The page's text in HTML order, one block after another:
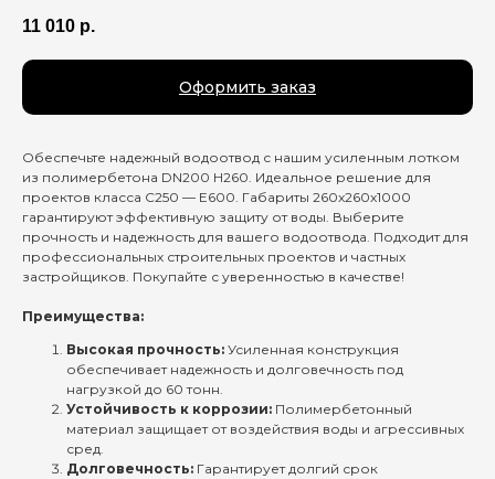
11 010 р.
Оформить заказ
Обеспечьте надежный водоотвод с нашим усиленным лотком
из полимербетона DN200 H260. Идеальное решение для
проектов класса C250 — E600. Габариты 260x260x1000
гарантируют эффективную защиту от воды. Выберите
прочность и надежность для вашего водоотвода. Подходит для
профессиональных строительных проектов и частных
застройщиков. Покупайте с уверенностью в качестве!
Преимущества:
Высокая прочность: Усиленная конструкция
обеспечивает надежность и долговечность под
нагрузкой до 60 тонн.
Устойчивость к коррозии: Полимербетонный
материал защищает от воздействия воды и агрессивных
сред.
Долговечность: Гарантирует долгий срок